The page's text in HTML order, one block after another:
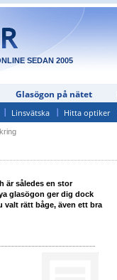
SEDAN 2005
Glasögon på nätet
Linsvätska Hitta optiker
är således en stor
glasögon ger dig dock
rätt båge, även ett bra